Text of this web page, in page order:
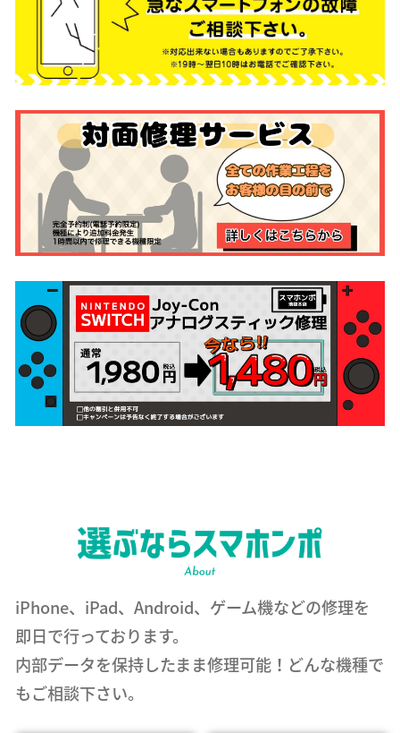
iPhone、iPad、Android、ゲーム機などの修理を
即日で行っております。
内部データを保持したまま修理可能！どんな機種で
もご相談下さい。